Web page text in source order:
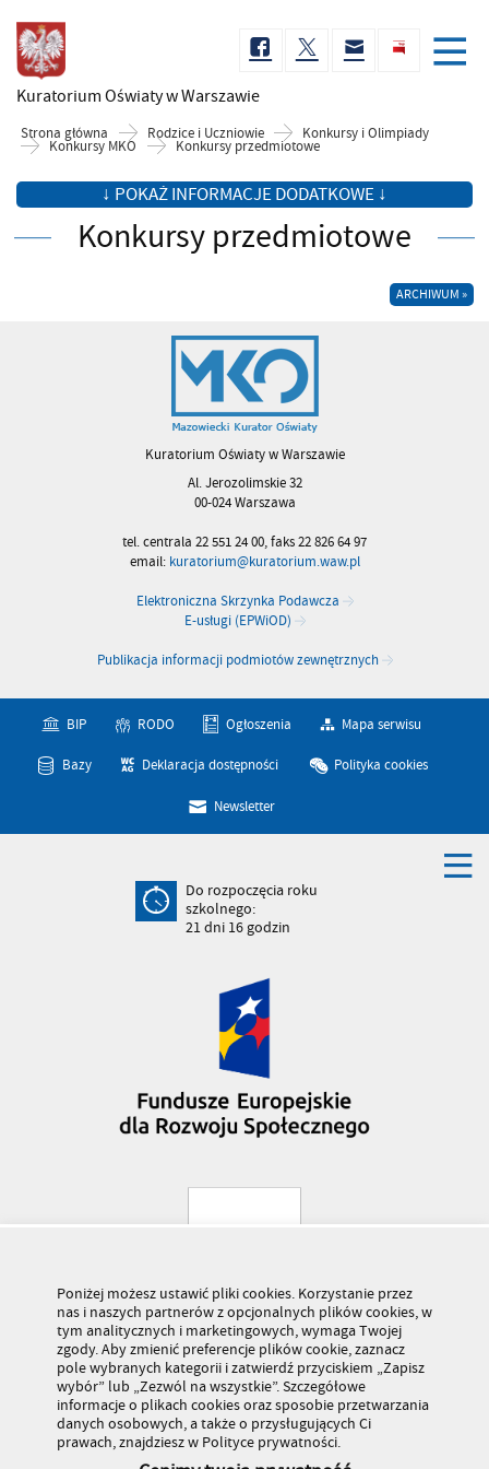
Kuratorium Oświatyw Warszawie
Strona główna Rodzice i Uczniowie Konkursy i Olimpiady
Konkursy MKO Konkursy przedmiotowe
↓ POKAŻ INFORMACJE DODATKOWE ↓
Konkursy przedmiotowe
ARCHIWUM »
Kuratorium Oświaty w Warszawie
Al. Jerozolimskie 32
00-024 Warszawa
tel. centrala 22 551 24 00, faks 22 826 64 97
email: kuratorium@kuratorium.waw.pl
Elektroniczna Skrzynka Podawcza
E-usługi (EPWiOD)
Publikacja informacji podmiotów zewnętrznych
BIP RODO Ogłoszenia Mapa serwisu
Bazy Deklaracja dostępności Polityka cookies
Newsletter
Do rozpoczęcia roku
szkolnego:
21dni 16godzin
Poniżej możesz ustawić pliki cookies. Korzystanie przez
nas i naszych partnerów z opcjonalnych plików cookies, w
tym analitycznych i marketingowych, wymaga Twojej
zgody. Aby zmienić preferencje plików cookie, zaznacz
pole wybranych kategorii i zatwierdź przyciskiem „Zapisz
wybór” lub „Zezwól na wszystkie”. Szczegółowe
informacje o plikach cookies oraz sposobie przetwarzania
danych osobowych, a także o przysługujących Ci
prawach, znajdziesz w Polityce prywatności.